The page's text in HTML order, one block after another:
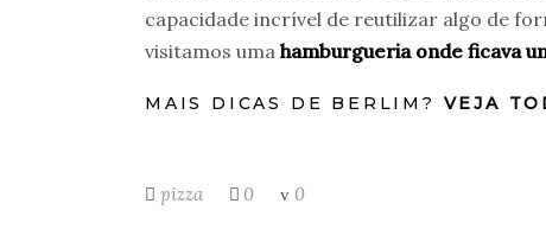
capacidade incrível de reutilizar algo de
visitamos uma hamburgueria onde ficava
MAIS DICAS DE BERLIM? VEJA
pizza 0 0